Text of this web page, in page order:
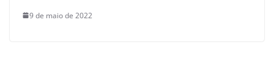
9 de maio de 2022